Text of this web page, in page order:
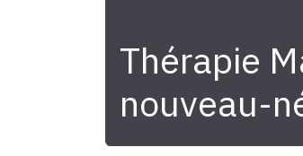
Thérapie
nouveau-